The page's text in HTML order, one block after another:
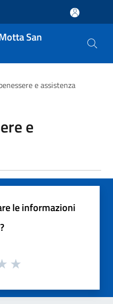
San
e assistenza
e
le informazioni